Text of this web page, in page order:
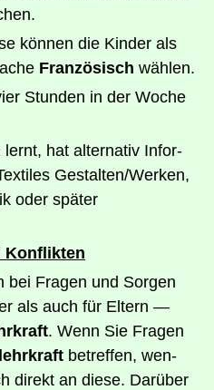
kön­nen die Kin­der als
Fran­zö­sisch wäh­len.
Stun­den in der Woche
lernt, hat alter­na­tiv Infor­
Gestalten/​Wer­ken,
oder spä­ter
Konflikten
bei Fra­gen und Sor­gen
als auch für Eltern —
. Wenn Sie Fra­gen
betref­fen, wen­
direkt an die­se. Dar­über